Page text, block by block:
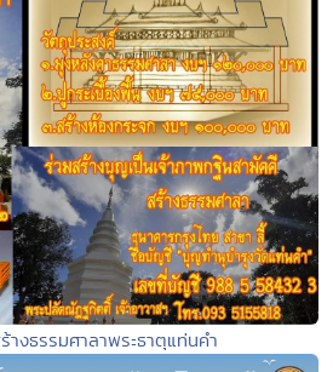
งธรรมศาลาพระธาตุแท่นคำ